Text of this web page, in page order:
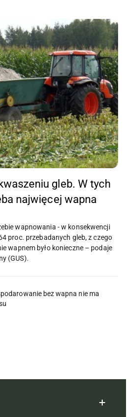
gleb. W tych
najwięcej wapna
wapnowania - w konsekwencji
proc. przebadanych gleb, z czego
wapnem było konieczne – podaje
(GUS).
bez wapna nie ma